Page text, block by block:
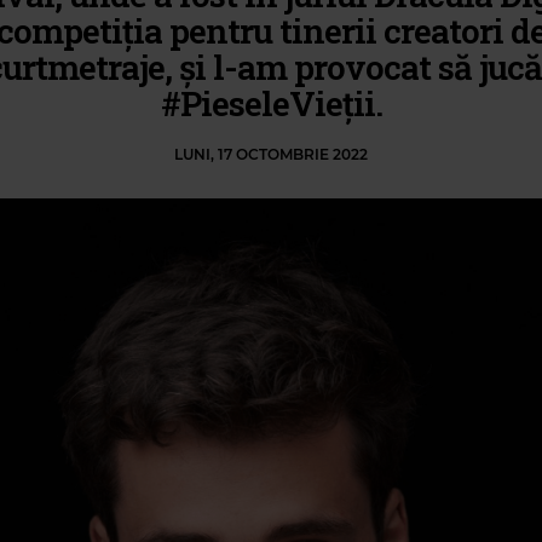
pentru tinerii creatori
și l-am provocat să
#PieseleVieții.
LUNI, 17 OCTOMBRIE 2022